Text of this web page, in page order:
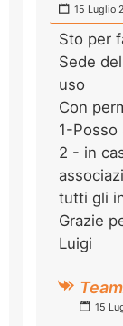
15 Luglio
Sto per
Sede
uso
Con
1-Posso
2 - in
tutti gli
Grazie
Luigi
15